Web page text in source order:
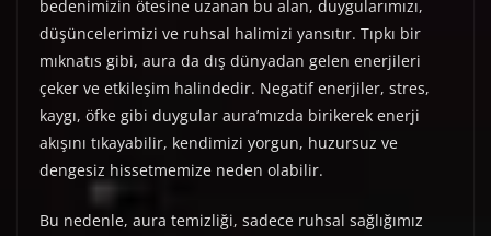
bedenimizin ötesine uzanan bu alan, duygularımızı,
düşüncelerimizi ve ruhsal halimizi yansıtır. Tıpkı bir
mıknatıs gibi, aura da dış dünyadan gelen enerjileri
çeker ve etkileşim halindedir. Negatif enerjiler, stres,
kaygı, öfke gibi duygular aura’mızda birikerek enerji
akışını tıkayabilir, kendimizi yorgun, huzursuz ve
dengesiz hissetmemize neden olabilir.
Bu nedenle, aura temizliği, sadece ruhsal sağlığımız